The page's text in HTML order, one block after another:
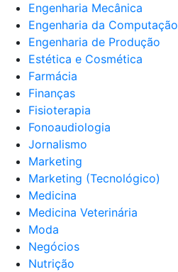
Engenharia Mecânica
Engenharia da Computação
Engenharia de Produção
Estética e Cosmética
Farmácia
Finanças
Fisioterapia
Fonoaudiologia
Jornalismo
Marketing
Marketing (Tecnológico)
Medicina
Medicina Veterinária
Moda
Negócios
Nutrição